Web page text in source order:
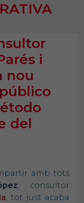
i
nou
del
amb tots
, consultor
, tot just acaba